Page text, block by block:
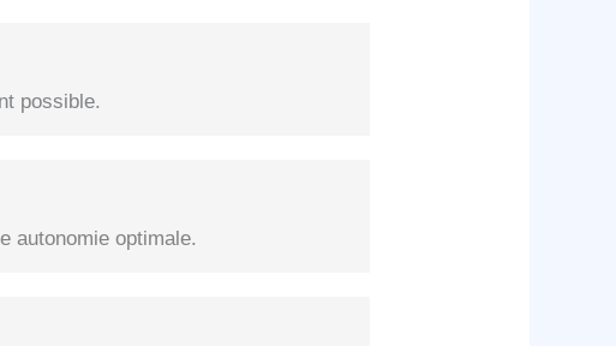
possible.
autonomie optimale.